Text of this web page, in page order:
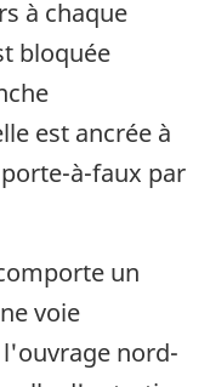
à chaque
bloquée
est ancrée à
à-faux par
un
voie
l'ouvrage nord-